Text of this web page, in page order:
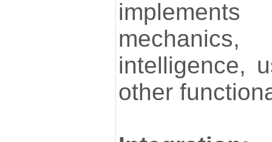
mechanics,
intelligence,
other